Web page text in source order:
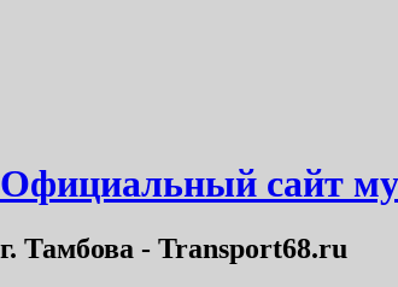
Официальный сайт
г. Тамбова - Transport68.ru